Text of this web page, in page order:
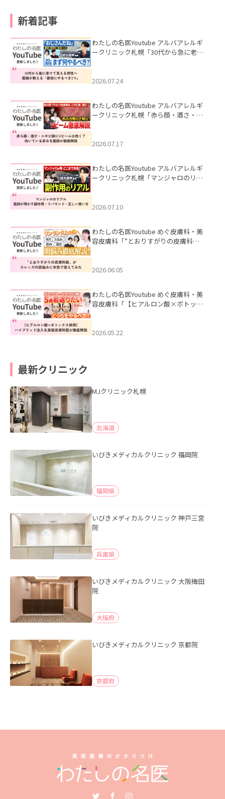
新着記事
わたしの名医Youtube アルバアレルギ
ークリニック札幌「30代から急に老け
た。
2026.07.24
わたしの名医Youtube アルバアレルギ
ークリニック札幌「赤ら顔・酒さ・ニ
した。
2026.07.17
わたしの名医Youtube アルバアレルギ
ークリニック札幌「マンジャロのリア
た。
2026.07.10
わたしの名医Youtube めぐ皮膚科・美
容皮膚科「”とおりすがりの皮膚科
2026.06.05
わたしの名医Youtube めぐ皮膚科・美
容皮膚科「【ヒアルロン酸×ボトック
た。
2026.05.22
最新クリニック
MJクリニック札幌
北海道
いびきメディカルクリニック 福岡院
福岡県
いびきメディカルクリニック 神戸三宮
院
兵庫県
いびきメディカルクリニック 大阪梅田
院
大阪府
いびきメディカルクリニック 京都院
京都府